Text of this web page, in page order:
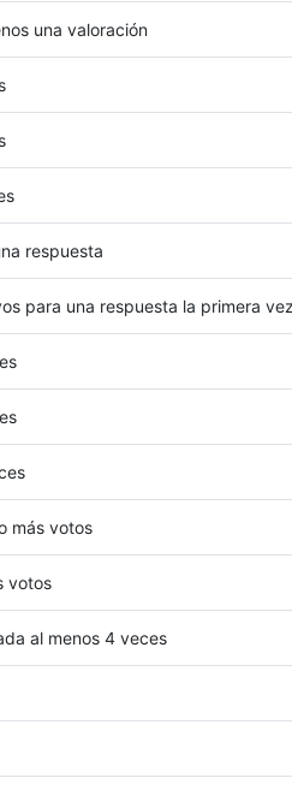
una valoración
respuesta
para una respuesta la primera vez
más votos
votos
al menos 4 veces